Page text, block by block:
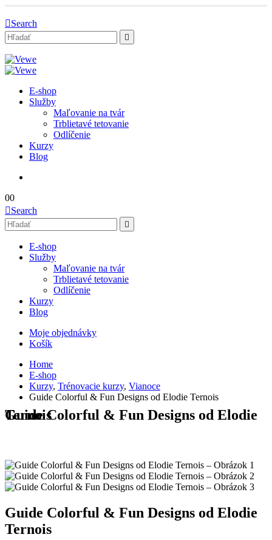
Search
E-shop
Služby
Maľovanie na tvár
Trblietavé tetovanie
Odlíčenie
Kurzy
Blog
00
Search
E-shop
Služby
Maľovanie na tvár
Trblietavé tetovanie
Odlíčenie
Kurzy
Blog
Moje objednávky
Košík
Home
E-shop
Kurzy, Trénovacie kurzy, Vianoce
Guide Colorful & Fun Designs od Elodie Ternois
Guide Colorful & Fun Designs od Elodie Ternois
Guide Colorful & Fun Designs od Elodie
Ternois